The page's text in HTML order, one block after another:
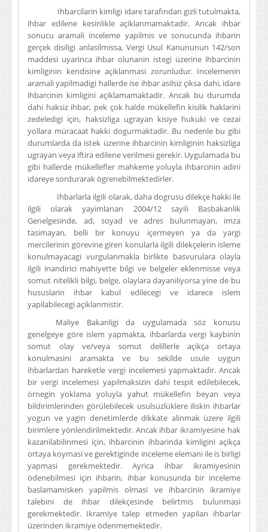
Ihbarcilarin kimligi idare tarafindan gizli tutulmakta,
ihbar edilene kesinlikle açiklanmamaktadir. Ancak ihbar
sonucu aramali inceleme yapilmis ve sonucunda ihbarin
gerçek disiligi anlasilmissa, Vergi Usul Kanununun 142/son
maddesi uyarinca ihbar olunanin istegi üzerine ihbarcinin
kimliginin kendisine açiklanmasi zorunludur. Incelemenin
aramali yapilmadigi hallerde ise ihbar asilsiz çiksa dahi, idare
ihbarcinin kimligini açiklamamaktadir. Ancak bu durumda
dahi haksiz ihbar, pek çok halde mükellefin kisilik haklarini
zedeledigi için, haksizliga ugrayan kisiye hukuki ve cezai
yollara müracaat hakki dogurmaktadir. Bu nedenle bu gibi
durumlarda da istek üzerine ihbarcinin kimliginin haksizliga
ugrayan veya iftira edilene verilmesi gerekir. Uygulamada bu
gibi hallerde mükellefler mahkeme yoluyla ihbarcinin adini
idareye sordurarak ögrenebilmektedirler.
Ihbarlarla ilgili olarak, daha dogrusu dilekçe hakki ile
ilgili olarak yayimlanan 2004/12 sayili Basbakanlik
Genelgesinde, ad, soyad ve adres bulunmayan, imza
tasimayan, belli bir konuyu içermeyen ya da yargi
mercilerinin görevine giren konularla ilgili dilekçelerin isleme
konulmayacagi vurgulanmakla birlikte basvurulara olayla
ilgili inandirici mahiyette bilgi ve belgeler eklenmisse veya
somut nitelikli bilgi, belge, olaylara dayaniliyorsa yine de bu
hususlarin ihbar kabul edilecegi ve idarece islem
yapilabilecegi açiklanmistir.
Maliye Bakanligi da uygulamada söz konusu
genelgeye göre islem yapmakta, ihbarlarda vergi kaybinin
somut olay ve/veya somut delillerle açikça ortaya
konulmasini aramakta ve bu sekilde usule uygun
ihbarlardan hareketle vergi incelemesi yapmaktadir. Ancak
bir vergi incelemesi yapilmaksizin dahi tespit edilebilecek,
örnegin yoklama yoluyla yahut mükellefin beyan veya
bildirimlerinden görülebilecek usulsüzlüklere iliskin ihbarlar
yogun ve yagin denetimlerde dikkate alinmak üzere ilgili
birimlere yönlendirilmektedir. Ancak ihbar ikramiyesine hak
kazanilabilinmesi için, ihbarcinin ihbarinda kimligini açikça
ortaya koymasi ve gerektiginde inceleme elemani ile is birligi
yapmasi gerekmektedir. Ayrica ihbar ikramiyesinin
ödenebilmesi için ihbarin, ihbar konusunda bir inceleme
baslamamisken yapilmis olmasi ve ihbarcinin ikramiye
talebini de ihbar dilekçesinde belirtmis bulunmasi
gerekmektedir. Ikramiye talep etmeden yapilan ihbarlar
üzerinden ikramiye ödenmemektedir.